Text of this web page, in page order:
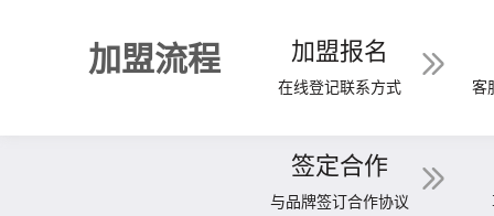
加盟流程 加盟报名
在线登记联系方式 客
签定合作
与品牌签订合作协议